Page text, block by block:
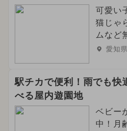
可愛い
猫じゃ
ムなど
愛知
駅チカで便利！雨でも快
べる屋内遊園地
ベビー
中！月